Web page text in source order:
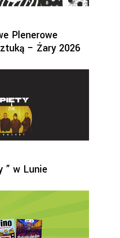
Plenerowe
– Żary 2026
” w Lunie